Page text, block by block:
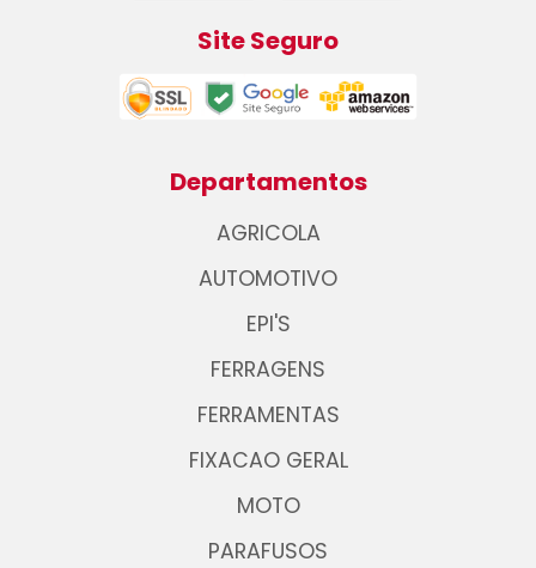
Site Seguro
Departamentos
AGRICOLA
AUTOMOTIVO
EPI'S
FERRAGENS
FERRAMENTAS
FIXACAO GERAL
MOTO
PARAFUSOS